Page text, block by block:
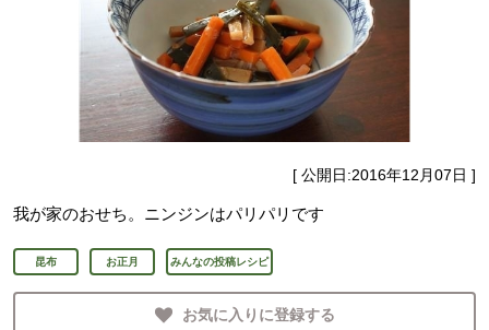
[ 公開日:2016年12月07日 ]
我が家のおせち。ニンジンはパリパリです
昆布 お正月 みんなの投稿レシピ
お気に入りに登録する